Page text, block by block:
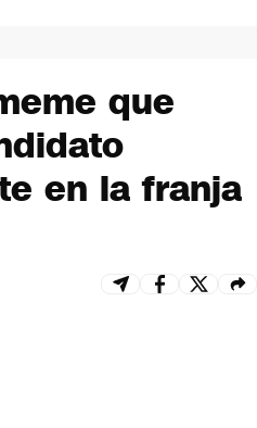
que
en la franja